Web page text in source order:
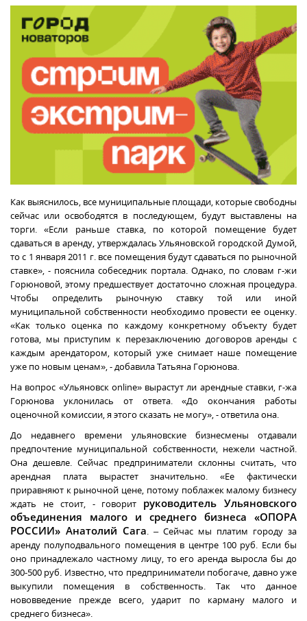
Как выяснилось, все муниципальные площади, которые свободны
сейчас или освободятся в последующем, будут выставлены на
торги. «Если раньше ставка, по которой помещение будет
сдаваться в аренду, утверждалась Ульяновской городской Думой,
то с 1 января2011 г. все помещения будут сдаваться по рыночной
ставке», - пояснила собеседник портала. Однако, по словам г-жи
Горюновой, этому предшествует достаточно сложная процедура.
Чтобы определить рыночную ставку той или иной
муниципальной собственности необходимо провести ее оценку.
«Как только оценка по каждому конкретному объекту будет
готова, мы приступим к перезаключению договоров аренды с
каждым арендатором, который уже снимает наше помещение
уже по новым ценам», - добавила Татьяна Горюнова.
На вопрос «Ульяновск online» вырастут ли арендные ставки, г-жа
Горюнова уклонилась от ответа. «До окончания работы
оценочной комиссии, я этого сказать не могу», - ответила она.
До недавнего времени ульяновские бизнесмены отдавали
предпочтение муниципальной собственности, нежели частной.
Она дешевле. Сейчас предприниматели склонны считать, что
арендная плата вырастет значительно. «Ее фактически
приравняют к рыночной цене, потому поблажек малому бизнесу
ждать не стоит, - говорит руководитель Ульяновского
объединения малого и среднего бизнеса «ОПОРА
РОССИИ» Анатолий Сага. – Сейчас мы платим городу за
аренду полуподвального помещения в центре 100 руб. Если бы
оно принадлежало частному лицу, то его аренда выросла бы до
300-500 руб. Известно, что предприниматели побогаче, давно уже
выкупили помещения в собственность. Так что данное
нововведение прежде всего, ударит по карману малого и
среднего бизнеса».